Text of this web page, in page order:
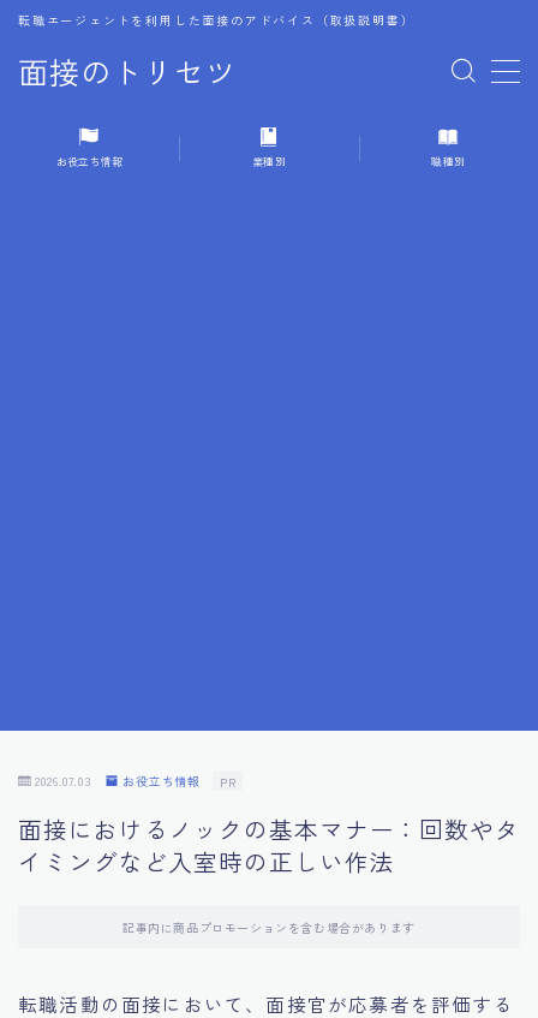
面接のトリセツ
転職エージェントを利用した面接のアドバイス（取扱説明書）
MENU
1.成功する面接戦略
10.フィードバックを活用する方法
11.オンライン面接の成功への鍵
お役立ち情報 業種別 職種別
2026.07.03 お役立ち情報 PR
面接におけるノックの基本マナー：回数やタ
イミングなど入室時の正しい作法
記事内に商品プロモーションを含む場合があります
転職活動の面接において、面接官が応募者を評価する